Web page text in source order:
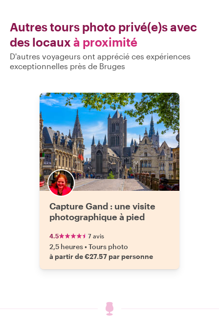
Autres tours photo privé(e)s avec
des locaux à proximité
D'autres voyageurs ont apprécié ces expériences
exceptionnelles près de Bruges
Capture Gand : une visite
photographique à pied
4.5 7 avis
2,5 heures•Tours photo
à partir de €27.57 par personne